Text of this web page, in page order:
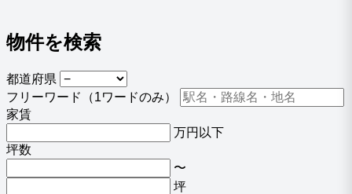
物件を検索
都道府県
フリーワード
（1ワードのみ）
家賃
万円以下
坪数
〜
坪